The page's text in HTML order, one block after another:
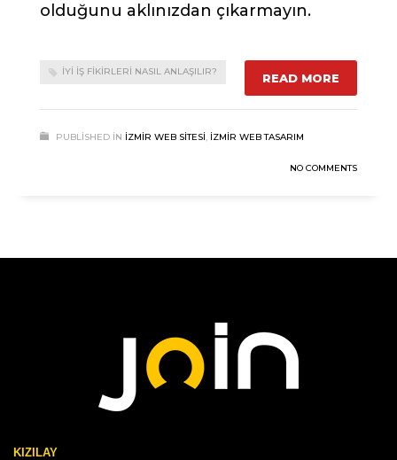
olduğunu aklınızdan çıkarmayın.
İYI İŞ FIKIRLERI NASIL ANLAŞILIR? READ MORE
PUBLISHED IN İZMIR WEB SITESI, İZMIR WEB TASARIM
NO COMMENTS
KIZILAY